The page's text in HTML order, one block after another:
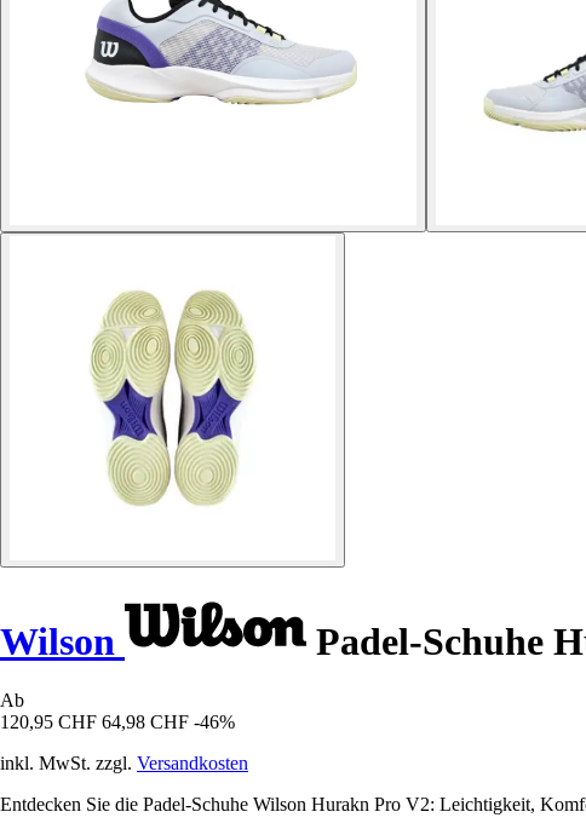
Wilson Padel-Schuhe
Ab
120,95 CHF 64,98 CHF -46%
inkl. MwSt. zzgl. Versandkosten
Entdecken Sie die Padel-Schuhe Wilson Hurakn Pro V2: Leichtigkeit,